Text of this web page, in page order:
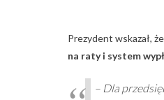
Prezydent wskazał,
na raty i system
– Dla